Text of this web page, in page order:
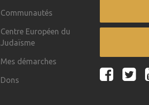
Communautés
Centre Européen du
Judaïsme
Mes démarches
Dons